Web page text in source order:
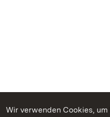
Wir verwenden Cookies,